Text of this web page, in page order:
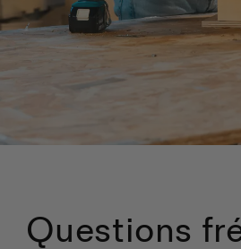
Questions